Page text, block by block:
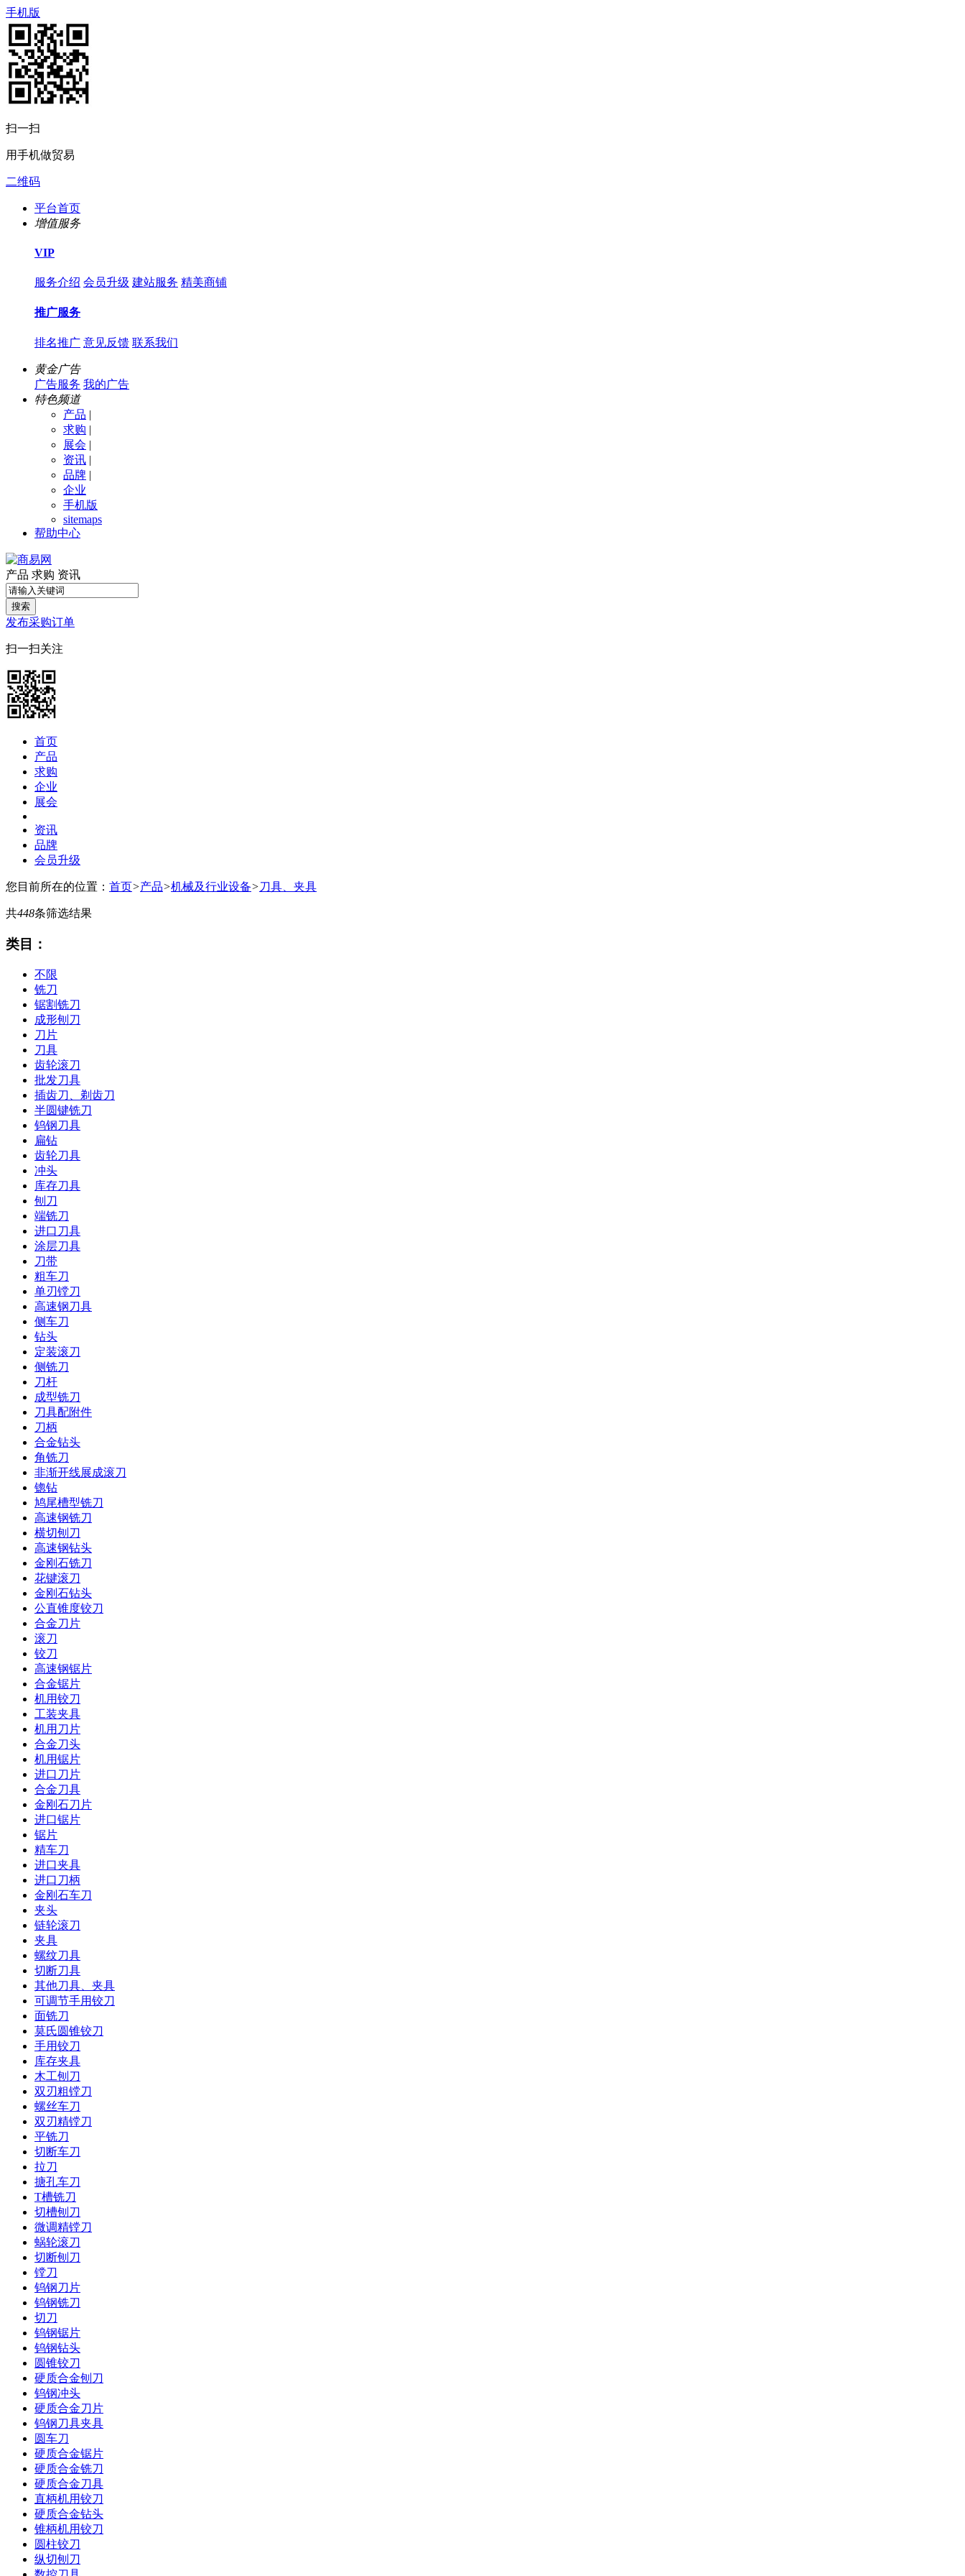
手机版
扫一扫
用手机做贸易
二维码
平台首页
增值服务
VIP
服务介绍 会员升级 建站服务 精美商铺
推广服务
排名推广 意见反馈 联系我们
黄金广告
广告服务 我的广告
特色频道
产品 |
求购 |
展会 |
资讯 |
品牌 |
企业
手机版
sitemaps
帮助中心
产品 求购 资讯
搜索
发布采购订单
扫一扫关注
首页
产品
求购
企业
展会
资讯
品牌
会员升级
您目前所在的位置： 首页>产品>机械及行业设备>刀具、夹具
共448条筛选结果
类目：
不限
铣刀
锯割铣刀
成形刨刀
刀片
刀具
齿轮滚刀
批发刀具
插齿刀、剃齿刀
半圆键铣刀
钨钢刀具
扁钻
齿轮刀具
冲头
库存刀具
刨刀
端铣刀
进口刀具
涂层刀具
刀带
粗车刀
单刃镗刀
高速钢刀具
侧车刀
钻头
定装滚刀
侧铣刀
刀杆
成型铣刀
刀具配附件
刀柄
合金钻头
角铣刀
非渐开线展成滚刀
锪钻
鸠尾槽型铣刀
高速钢铣刀
横切刨刀
高速钢钻头
金刚石铣刀
花键滚刀
金刚石钻头
公直锥度铰刀
合金刀片
滚刀
铰刀
高速钢锯片
合金锯片
机用铰刀
工装夹具
机用刀片
合金刀头
机用锯片
进口刀片
合金刀具
金刚石刀片
进口锯片
锯片
精车刀
进口夹具
进口刀柄
金刚石车刀
夹头
链轮滚刀
夹具
螺纹刀具
切断刀具
其他刀具、夹具
可调节手用铰刀
面铣刀
莫氏圆锥铰刀
手用铰刀
库存夹具
木工刨刀
双刃粗镗刀
螺丝车刀
双刃精镗刀
平铣刀
切断车刀
拉刀
搪孔车刀
T槽铣刀
切槽刨刀
微调精镗刀
蜗轮滚刀
切断刨刀
镗刀
钨钢刀片
钨钢铣刀
切刀
钨钢锯片
钨钢钻头
圆锥铰刀
硬质合金刨刀
钨钢冲头
硬质合金刀片
钨钢刀具夹具
圆车刀
硬质合金锯片
硬质合金铣刀
硬质合金刀具
直柄机用铰刀
硬质合金钻头
锥柄机用铰刀
圆柱铰刀
纵切刨刀